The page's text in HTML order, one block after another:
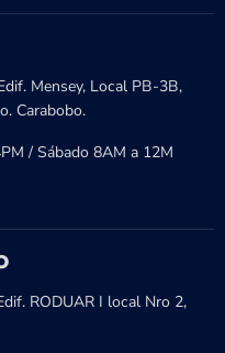
Mensey, Local PB-3B,
Carabobo.
/ Sábado 8AM a 12M
RODUAR I local Nro 2,